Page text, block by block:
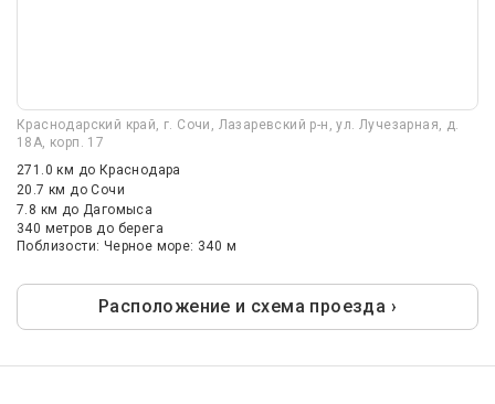
Краснодарский край, г. Сочи, Лазаревский р-н, ул. Лучезарная, д.
18А, корп. 17
271.0 км до Краснодара
20.7 кмдо Сочи
7.8 км до Дагомыса
340 метров до берега
Поблизости: Черное море: 340 м
Расположение и схема проезда ›